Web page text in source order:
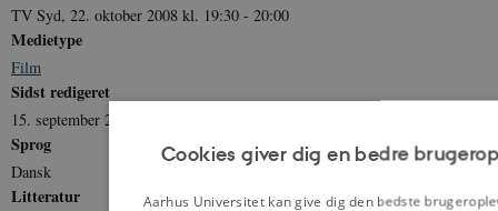
TV Syd, 22. oktober 2008 kl. 19:30 - 20:00
Medietype
Film
Sidst redigeret
15. september 2020
Sprog
Dansk
Litteratur
Cookies giver dig en bedre
Aarhus Universitet kan give dig den bedste